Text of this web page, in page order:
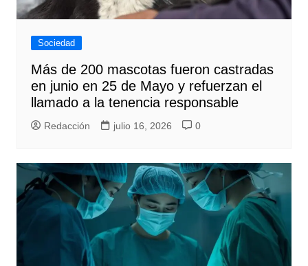
Sociedad
Más de 200 mascotas fueron castradas
en junio en 25 de Mayo y refuerzan el
llamado a la tenencia responsable
Redacción julio 16, 2026 0